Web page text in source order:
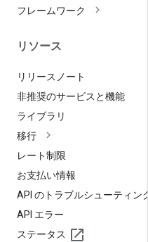
フレームワーク
リソース
リリースノート
非推奨のサービスと機能
ライブラリ
移行
レート制限
お支払い情報
API のトラブルシューティング
API エラー
ステータス